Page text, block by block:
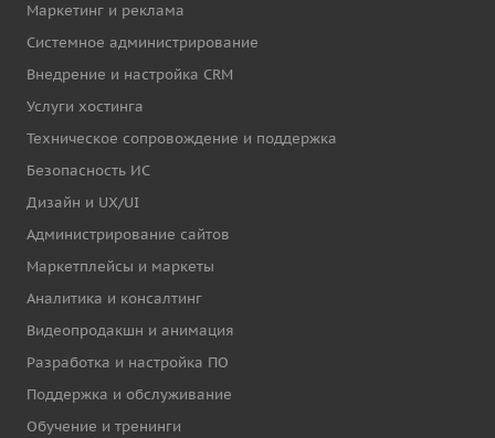
Маркетинг и реклама
Системное администрирование
Внедрение и настройка CRM
Услуги хостинга
Техническое сопровождение и поддержка
Безопасность ИС
Дизайн и UX/UI
Администрирование сайтов
Маркетплейсы и маркеты
Аналитика и консалтинг
Видеопродакшн и анимация
Разработка и настройка ПО
Поддержка и обслуживание
Обучение и тренинги